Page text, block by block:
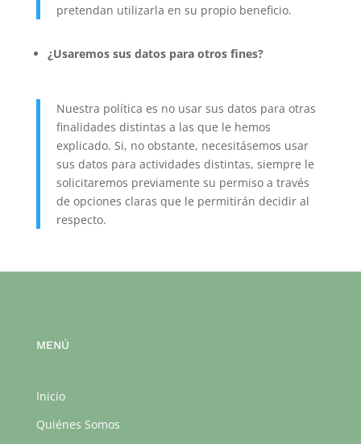
pretendan utilizarla en su propio beneficio.
¿Usaremos sus datos para otros fines?
Nuestra política es no usar sus datos para otras
finalidades distintas a las que le hemos
explicado. Si, no obstante, necesitásemos usar
sus datos para actividades distintas, siempre le
solicitaremos previamente su permiso a través
de opciones claras que le permitirán decidir al
respecto.
MENÚ
Inicio
Quiénes Somos